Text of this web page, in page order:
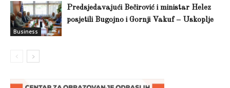
Business
Predsjedavajući Bečirović i ministar Helez
posjetili Bugojno i Gornji Vakuf – Uskoplje